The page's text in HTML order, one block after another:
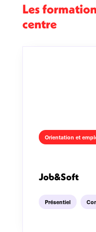
Les
centre
Orientation et
Job&Soft
Présentiel